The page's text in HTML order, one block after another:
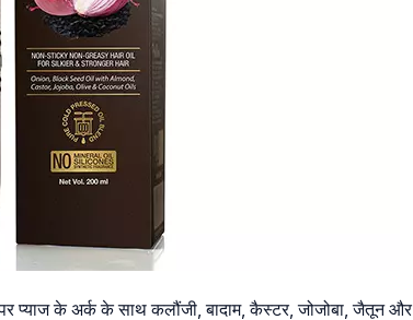
प्याज के अर्क के साथ कलौंजी, बादाम, कैस्टर, जोजोबा, जैतून और